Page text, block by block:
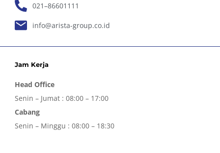
021–86601111
info@arista-group.co.id
Jam Kerja
Head Office
Senin – Jumat : 08:00 – 17:00
Cabang
Senin – Minggu : 08:00 – 18:30